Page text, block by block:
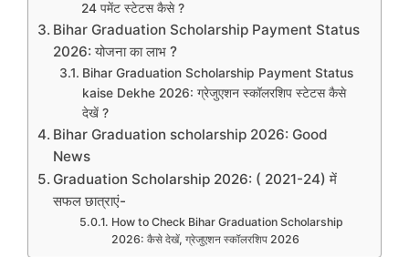
24 पमेंट स्टेटस कैसे ?
Bihar Graduation Scholarship Payment Status
2026: योजना का लाभ ?
Bihar Graduation Scholarship Payment Status
kaise Dekhe 2026: ग्रेजुएशन स्कॉलरशिप स्टेटस कैसे
देखें ?
Bihar Graduation scholarship 2026: Good
News
Graduation Scholarship 2026: ( 2021-24) में
सफल छात्राएं-
How to Check Bihar Graduation Scholarship
2026: कैसे देखें, ग्रेजुएशन स्कॉलरशिप 2026